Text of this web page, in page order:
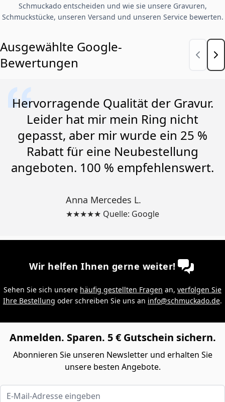
Schmuckado entscheiden und wie sie unsere Gravuren,
Schmuckstücke, unseren Versand und unseren Service bewerten.
Ausgewählte Google-
Bewertungen
Hervorragende Qualität der Gravur.
Leider hat mir mein Ring nicht
gepasst, aber mir wurde ein 25 %
Rabatt für eine Neubestellung
angeboten. 100 % empfehlenswert.
Anna Mercedes L.
★★★★★ Quelle: Google
Wir helfen Ihnen gerne weiter!
Sehen Sie sich unsere häufig gestellten Fragen an, verfolgen Sie
Ihre Bestellung oder schreiben Sie uns an info@schmuckado.de.
Anmelden. Sparen. 5 € Gutschein sichern.
Abonnieren Sie unseren Newsletter und erhalten Sie
unsere besten Angebote.
E-Mail-Adresse eingeben